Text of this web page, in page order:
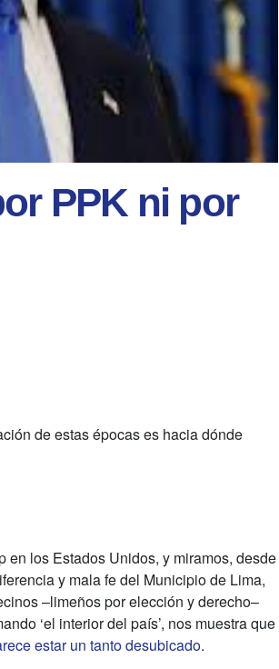
PPK ni por
de estas épocas es hacia dónde
en los Estados Unidos, y miramos, desde
y mala fe del Municipio de Lima,
–limeños por elección y derecho–
‘el interior del país’, nos muestra que
estar un tanto desubicado.